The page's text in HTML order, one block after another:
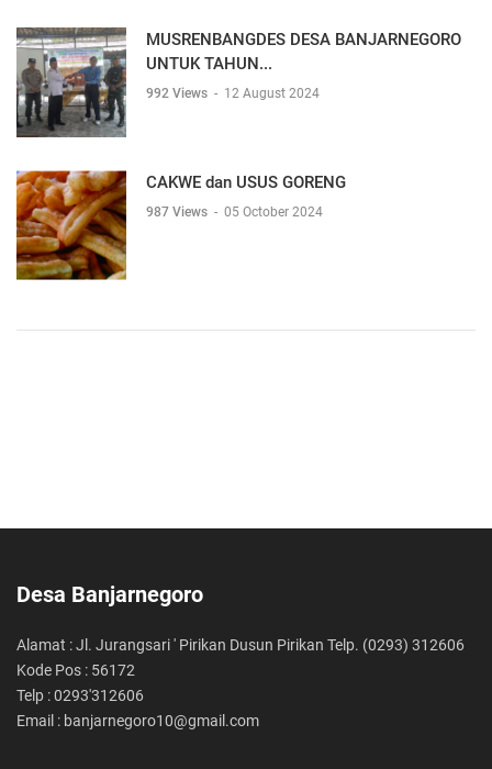
MUSRENBANGDES DESA BANJARNEGORO
UNTUK TAHUN...
992 Views - 12 August 2024
CAKWE dan USUS GORENG
987 Views - 05 October 2024
Desa Banjarnegoro
Alamat : Jl. Jurangsari ' Pirikan Dusun Pirikan Telp. (0293) 312606
Kode Pos : 56172
Telp : 0293'312606
Email : banjarnegoro10@gmail.com